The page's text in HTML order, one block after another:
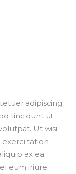
adipiscing
tincidunt ut
Ut wisi
exerci tation
ex ea
eum iriure